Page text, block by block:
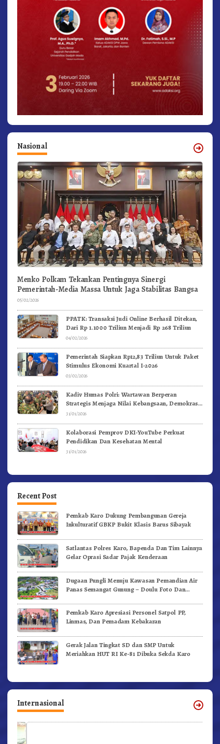
Nasional
Menko Polkam Tekankan Pentingnya Sinergi
Pemerintah-Media Massa Untuk Jaga Stabilitas Bangsa
05/02/2026
PPATK: Transaksi Judi Online Berhasil Ditekan,
Dari Rp 1.1000 Triliun Menjadi Rp 268 Triliun
04/02/2026
Pemerintah Siapkan Rp12,83 Triliun Untuk Paket
Stimulus Ekonomi Kuartal I-2026
03/02/2026
Kadiv Humas Polri: Wartawan Berperan
Strategis Menjaga Nilai Kebangsaan, Demokrasi,
dan NKRI
31/01/2026
Kolaborasi Pemprov DKI-YouTube Perkuat
Pendidikan Dan Kesehatan Mental
31/01/2026
Recent Post
Pemkab Karo Dukung Pembangunan Gereja
Inkulturatif GBKP Bukit Klasis Barus Sibayak
Satlantas Polres Karo, Bapenda Dan Tim Lainnya
Gelar Oprasi Sadar Pajak Kenderaan
Dugaan Pungli Menuju Kawasan Pemandian Air
Panas Semangat Gunung – Doulu Foto Dan
Pemkab Karo Apresiasi Personel Satpol PP,
Linmas, Dan Pemadam Kebakaran
Gerak Jalan Tingkat SD dan SMP Untuk
Meriahkan HUT RI Ke-81 Dibuka Sekda Karo
Internasional